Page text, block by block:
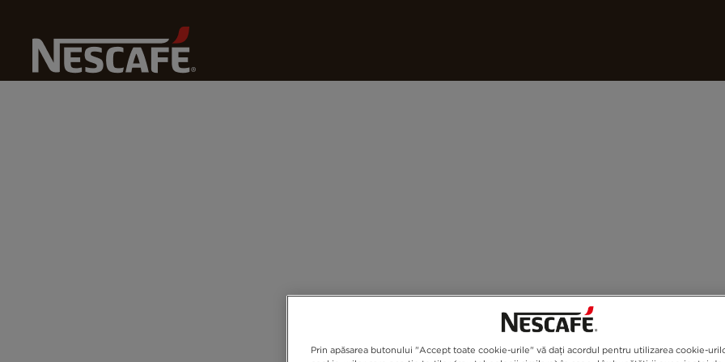
Prin apăsarea butonului "Accept toate cookie-urile" vă dați acordul pentru utilizarea cookie-